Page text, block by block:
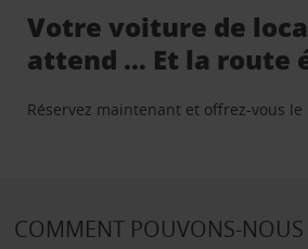
Votre voiture de
attend … Et la route
Réservez maintenant et offrez-vous le
COMMENT POUVONS-NOUS